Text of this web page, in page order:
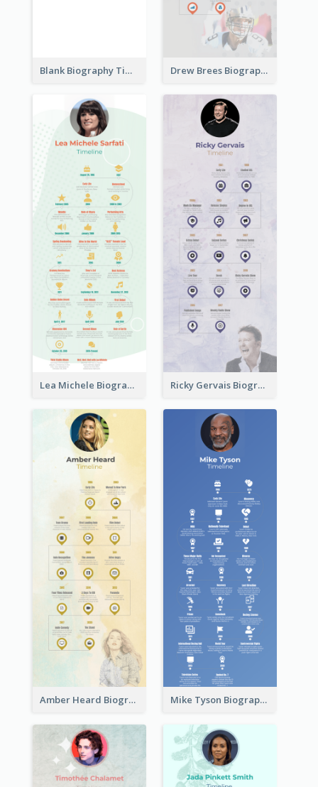
Blank Biography Timeline Drew Brees Biography Timeline
Lea Michele Biography Timeline Ricky Gervais Biography Timeline
Amber Heard Biography Timeline Mike Tyson Biography Timeline